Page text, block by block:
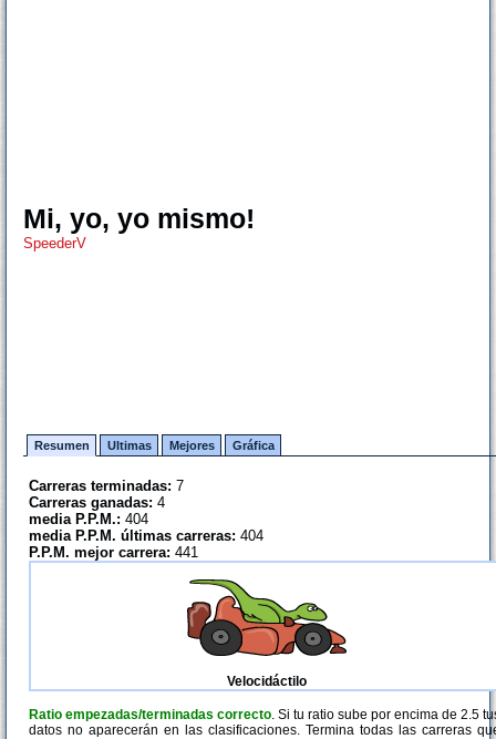
Mi, yo, yo mismo!
SpeederV
Resumen Ultimas Mejores Gráfica
Carreras terminadas: 7
Carreras ganadas: 4
media P.P.M.: 404
media P.P.M. últimas carreras: 404
P.P.M. mejor carrera: 441
Velocidáctilo
Ratio empezadas/terminadas correcto. Si tu ratio sube por encima de 2.5
datos no aparecerán en las clasificaciones. Termina todas las carreras